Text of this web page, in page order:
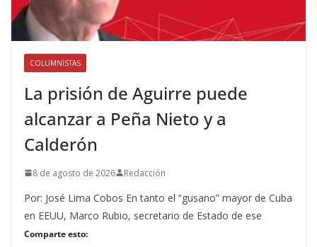
COLUMNISTAS
La prisión de Aguirre puede
alcanzar a Peña Nieto y a
Calderón
8 de agosto de 2026 Redacción
Por: José Lima Cobos En tanto el “gusano” mayor de Cuba
en EEUU, Marco Rubio, secretario de Estado de ese
Comparte esto: